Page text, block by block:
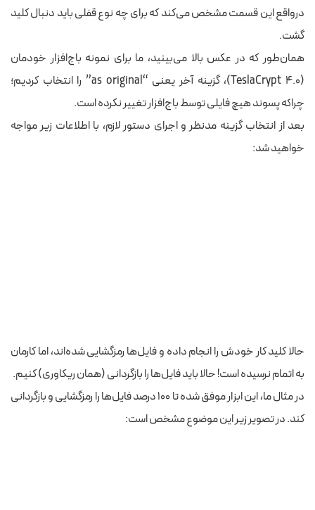
درواقعاین قسمت مشخص می‌کند که برای چه نوع قفلی باید دنبال کلید
گشت.
همان‌طور که در عکس بالا می‌بینید، ما برای نمونه باج‌افزار خودمان
(TeslaCrypt 4.0)، گزینه آخر یعنی “as original” را انتخاب کردیم؛
چراکه پسوند هیچ فایلی توسطباج‌افزارتغییر نکرده است.
بعد از انتخاب گزینه مدنظر و اجرای دستور لازم، با اطلاعات زیر مواجه
خواهید شد:
حالا کلید کار خودش را انجام داده و فایل‌ها رمزگشایی شده‌اند، اما کارمان
به اتمام نرسیده است! حالا باید فایل‌ها را بازگردانی (همان ریکاوری) کنیم.
در مثال ما، این ابزار موفق شده تا ۱۰۰ درصد فایل‌ها را رمزگشایی و بازگردانی
کند. در تصویر زیر این موضوع مشخص است: